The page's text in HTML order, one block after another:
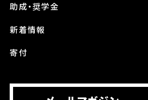
助成・奨学金
新着情報
寄付